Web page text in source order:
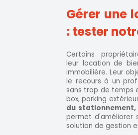
Gérer une
: tester
Certains
leur location de
immobilière. Leur
le recours à un
sans trop de temps
box, parking
du
permet d'améliorer
solution de gestion